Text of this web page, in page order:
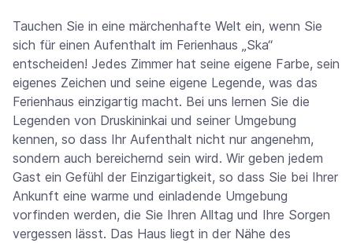
Tauchen Sie in eine märchenhafte Welt ein, wenn Sie
sich für einen Aufenthalt im Ferienhaus „Ska“
entscheiden! Jedes Zimmer hat seine eigene Farbe, sein
eigenes Zeichen und seine eigene Legende, was das
Ferienhaus einzigartig macht. Bei uns lernen Sie die
Legenden von Druskininkai und seiner Umgebung
kennen, so dass Ihr Aufenthalt nicht nur angenehm,
sondern auch bereichernd sein wird. Wir geben jedem
Gast ein Gefühl der Einzigartigkeit, so dass Sie bei Ihrer
Ankunft eine warme und einladende Umgebung
vorfinden werden, die Sie Ihren Alltag und Ihre Sorgen
vergessen lässt. Das Haus liegt in der Nähe des